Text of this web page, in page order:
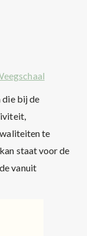
die bij de
te
staat voor de
vanuit